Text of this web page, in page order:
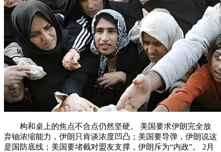
构和桌上的焦点不合点仍然坚硬。 美国要求伊朗完全放
弃铀浓缩能力，伊朗只肯谈浓度凹凸；美国要导弹，伊朗说这
是国防底线；美国要堵截对盟友支撑，伊朗斥为“内政”。 2月